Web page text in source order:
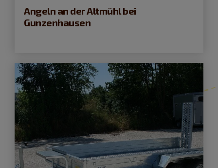
Angeln an der Altmühl bei
Gunzenhausen